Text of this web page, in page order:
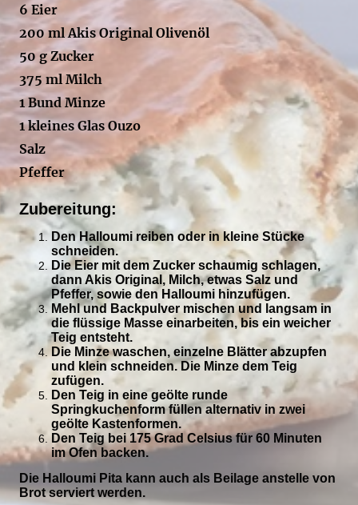
6 Eier
200 ml Akis Original Olivenöl
50 g Zucker
375 ml Milch
1 Bund Minze
1 kleines Glas Ouzo
Salz
Pfeffer
Zubereitung:
Den Halloumi reiben oder in kleine Stücke
schneiden.
Die Eier mit dem Zucker schaumig schlagen,
dann Akis Original, Milch, etwas Salz und
Pfeffer, sowie den Halloumi hinzufügen.
Mehl und Backpulver mischen und langsam in
die flüssige Masse einarbeiten, bis ein weicher
Teig entsteht.
Die Minze waschen, einzelne Blätter abzupfen
und klein schneiden. Die Minze dem Teig
zufügen.
Den Teig in eine geölte runde
Springkuchenform füllen alternativ in zwei
geölte Kastenformen.
Den Teig bei 175 Grad Celsius für 60 Minuten
im Ofen backen.
Die Halloumi Pita kann auch als Beilage anstelle von
Brot serviert werden.